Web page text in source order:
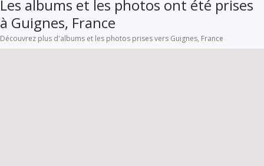
Les albums et les photos ont été prises
à Guignes, France
Découvrez plus d'albums et les photos prises vers Guignes, France